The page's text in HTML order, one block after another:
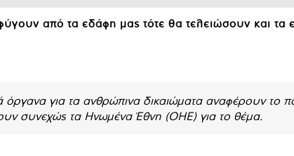
από τα εδάφη μας τότε θα τελειώσουν και
όργανα για τα ανθρώπινα δικαιώματα αναφέρουν το
συνεχώς τα Ηνωμένα Έθνη (ΟΗΕ) για το θέμα.